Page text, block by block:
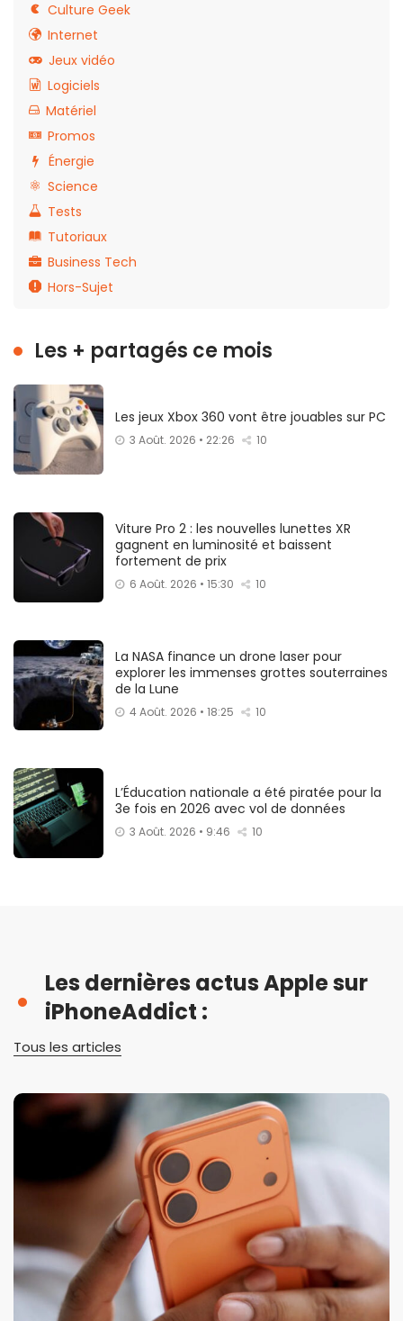
Culture Geek
Internet
Jeux vidéo
Logiciels
Matériel
Promos
Énergie
Science
Tests
Tutoriaux
Business Tech
Hors-Sujet
Les + partagés ce mois
Les jeux Xbox 360 vont être jouables sur PC
3 Août. 2026 • 22:26 10
Viture Pro 2 : les nouvelles lunettes XR
gagnent en luminosité et baissent
fortement de prix
6 Août. 2026 • 15:30 10
La NASA finance un drone laser pour
explorer les immenses grottes souterraines
de la Lune
4 Août. 2026 • 18:25 10
L’Éducation nationale a été piratée pour la
3e fois en 2026 avec vol de données
3 Août. 2026 • 9:46 10
Les dernières actus Apple sur
iPhoneAddict :
Tous les articles